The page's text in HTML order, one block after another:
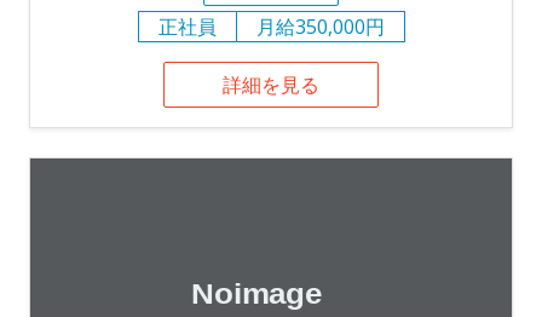
正社員
月給350,000円
詳細を見る